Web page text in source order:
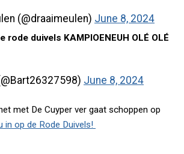
(@draaimeulen) June 8, 2024
rode duivels KAMPIOENEUH OLÉ OLÉ
June 8, 2024
met De Cuyper ver gaat schoppen op
in op de Rode Duivels!